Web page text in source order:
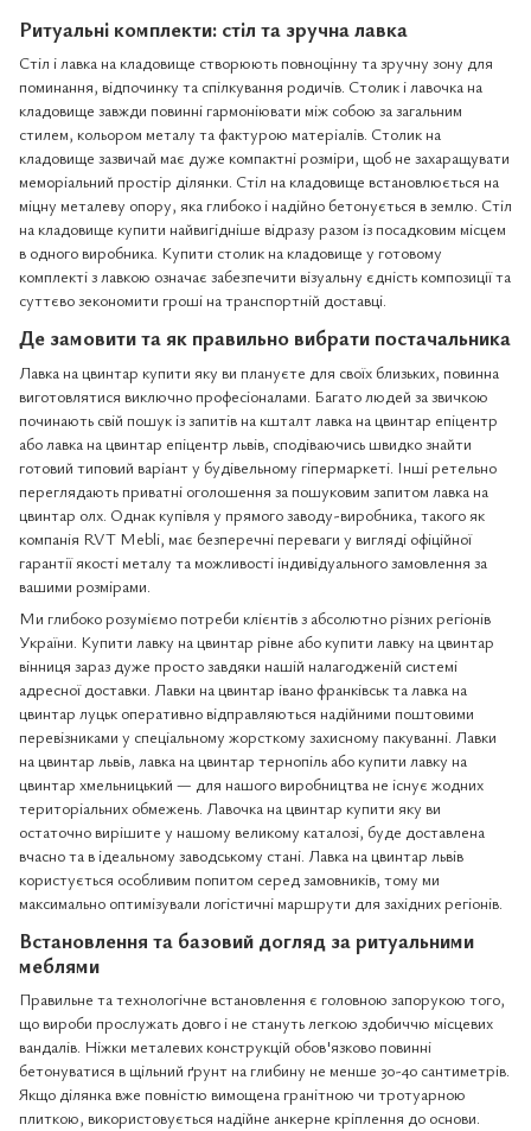
Ритуальні комплекти: стіл та зручна лавка
Стіл і лавка на кладовище створюють повноцінну та зручну зону для
поминання, відпочинку та спілкування родичів. Столик і лавочка на
кладовище завжди повинні гармоніювати між собою за загальним
стилем, кольором металу та фактурою матеріалів. Столик на
кладовище зазвичай має дуже компактні розміри, щоб не захаращувати
меморіальний простір ділянки. Стіл на кладовище встановлюється на
міцну металеву опору, яка глибоко і надійно бетонується в землю. Стіл
на кладовище купити найвигідніше відразу разом із посадковим місцем
в одного виробника. Купити столик на кладовище у готовому
комплекті з лавкою означає забезпечити візуальну єдність композиції та
суттєво зекономити гроші на транспортній доставці.
Де замовити та як правильно вибрати постачальника
Лавка на цвинтар купити яку ви плануєте для своїх близьких, повинна
виготовлятися виключно професіоналами. Багато людей за звичкою
починають свій пошук із запитів на кшталт лавка на цвинтар епіцентр
або лавка на цвинтар епіцентр львів, сподіваючись швидко знайти
готовий типовий варіант у будівельному гіпермаркеті. Інші ретельно
переглядають приватні оголошення за пошуковим запитом лавка на
цвинтар олх. Однак купівля у прямого заводу-виробника, такого як
компанія RVT Mebli, має безперечні переваги у вигляді офіційної
гарантії якості металу та можливості індивідуального замовлення за
вашими розмірами.
Ми глибоко розуміємо потреби клієнтів з абсолютно різних регіонів
України. Купити лавку на цвинтар рівне або купити лавку на цвинтар
вінниця зараз дуже просто завдяки нашій налагодженій системі
адресної доставки. Лавки на цвинтар івано франківськ та лавка на
цвинтар луцьк оперативно відправляються надійними поштовими
перевізниками у спеціальному жорсткому захисному пакуванні. Лавки
на цвинтар львів, лавка на цвинтар тернопіль або купити лавку на
цвинтар хмельницький — для нашого виробництва не існує жодних
територіальних обмежень. Лавочка на цвинтар купити яку ви
остаточно вирішите у нашому великому каталозі, буде доставлена
вчасно та в ідеальному заводському стані. Лавка на цвинтар львів
користується особливим попитом серед замовників, тому ми
максимально оптимізували логістичні маршрути для західних регіонів.
Встановлення та базовий догляд за ритуальними
меблями
Правильне та технологічне встановлення є головною запорукою того,
що вироби прослужать довго і не стануть легкою здобиччю місцевих
вандалів. Ніжки металевих конструкцій обов'язково повинні
бетонуватися в щільний ґрунт на глибину не менше 30-40 сантиметрів.
Якщо ділянка вже повністю вимощена гранітною чи тротуарною
плиткою, використовується надійне анкерне кріплення до основи.